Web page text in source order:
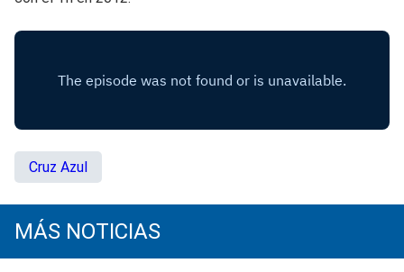
Cruz Azul
MÁS NOTICIAS